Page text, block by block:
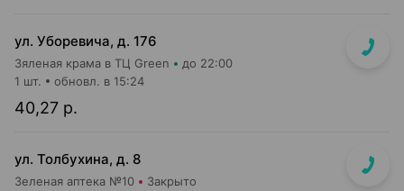
ул. Уборевича, д. 176
Зяленая крама в ТЦ Green до 22:00
40,27 р.
1 шт. обновл. в 15:24
ул. Толбухина, д. 8
Зеленая аптека №10 Закрыто